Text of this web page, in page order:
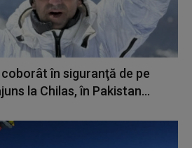
în siguranţă de pe
la Chilas, în Pakistan...